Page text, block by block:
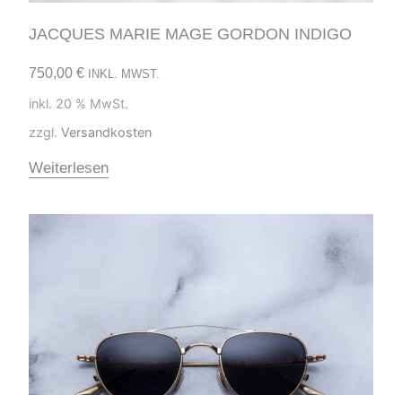
JACQUES MARIE MAGE GORDON INDIGO
750,00 € INKL. MWST.
inkl. 20 % MwSt.
zzgl. Versandkosten
Weiterlesen